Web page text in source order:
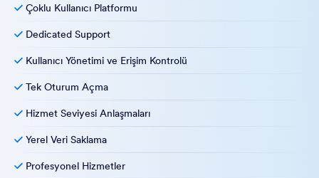
Çoklu Kullanıcı Platformu
Dedicated Support
Kullanıcı Yönetimi ve Erişim Kontrolü
Tek Oturum Açma
Hizmet Seviyesi Anlaşmaları
Yerel Veri Saklama
Profesyonel Hizmetler